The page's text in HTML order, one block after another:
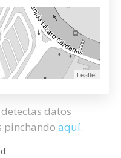
Leaflet
datos
pinchando aquí.